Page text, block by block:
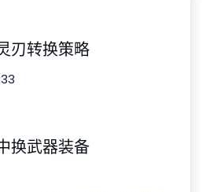
刃转换策略
换武器装备